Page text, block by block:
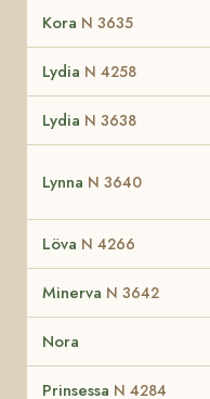
Kora N 3635
Lydia N 4258
Lydia N 3638
Lynna N 3640
Löva N 4266
Minerva N 3642
Nora
Prinsessa N 4284